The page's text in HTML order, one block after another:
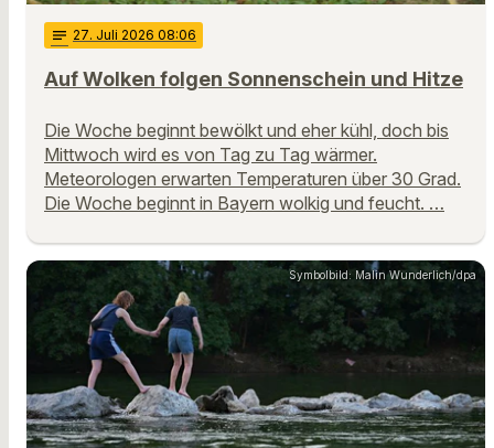
notes 27. Juli 2026 08:06
Auf Wolken folgen Sonnenschein und Hitze
Die Woche beginnt bewölkt und eher kühl, doch bis
Mittwoch wird es von Tag zu Tag wärmer.
Meteorologen erwarten Temperaturen über 30 Grad.
Die Woche beginnt in Bayern wolkig und feucht. …
Symbolbild: Malin Wunderlich/dpa